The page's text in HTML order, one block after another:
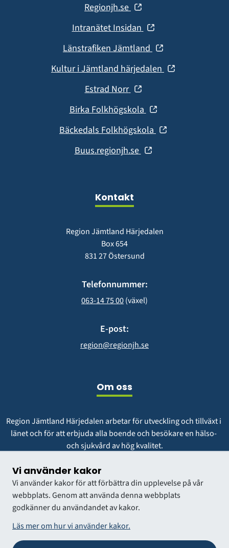
Vi använder kakor
Vi använder kakor för att förbättra din upplevelse på vår
webbplats. Genom att använda denna webbplats
godkänner du användandet av kakor.
Läs mer om hur vi använder kakor.
Regionjh.se (öppnas
nytt
fönster)
Intranätet Insidan (öppnas
nytt
fönster)
Länstrafiken Jämtland (öppnas
nytt
Kultur i Jämtland härjedalen (öppnas
Estrad Norr (öppnas
nytt
fönster)
Birka Folkhögskola (öppnas
nytt
fönster)
Bäckedals Folkhögskola (öppnas
Buus.regionjh.se (öppnas
Kontakt
Region Jämtland Härjedalen
Box 654
831 27 Östersund
Telefonnummer:
063-14 75 00 (växel)
E-post:
region@regionjh.se
Om oss
Region Jämtland Härjedalen arbetar för utveckling och tillväxt i
länet och för att erbjuda alla boende och besökare en hälso-
och sjukvård av hög kvalitet.
Vår vision är att vara en region att längta till och växa i.